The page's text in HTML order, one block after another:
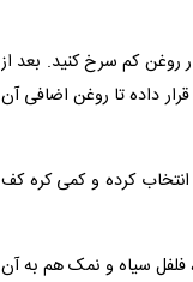
روغن کم سرخ کنید. بعد از
داده تا روغن اضافی آن
را انتخاب کرده و کمی کره کف
فلفل سیاه و نمک هم به آن